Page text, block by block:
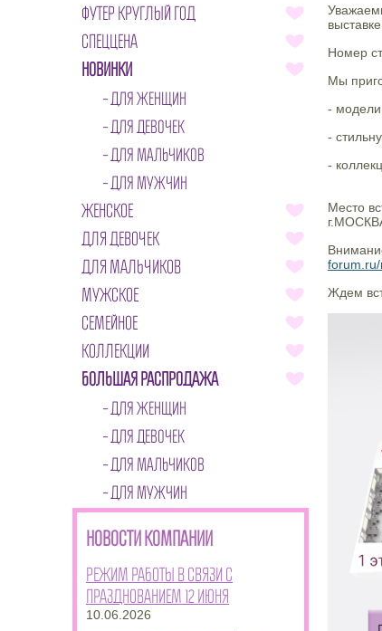
ФУТЕР КРУГЛЫЙ ГОД
СПЕЦЦЕНА
НОВИНКИ
ДЛЯ ЖЕНЩИН
ДЛЯ ДЕВОЧЕК
ДЛЯ МАЛЬЧИКОВ
ДЛЯ МУЖЧИН
ЖЕНСКОЕ
ДЛЯ ДЕВОЧЕК
ДЛЯ МАЛЬЧИКОВ
МУЖСКОЕ
СЕМЕЙНОЕ
КОЛЛЕКЦИИ
БОЛЬШАЯ РАСПРОДАЖА
ДЛЯ ЖЕНЩИН
ДЛЯ ДЕВОЧЕК
ДЛЯ МАЛЬЧИКОВ
ДЛЯ МУЖЧИН
НОВОСТИ КОМПАНИИ
Режим работы в связи с
празднованием 12 июня
10.06.2026
Номер
Мы
- модели
-
-
Место
Ждем